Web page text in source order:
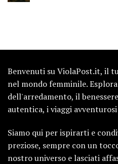
Benvenuti su ViolaPost.it, il
nel mondo femminile.
dell'arredamento, il
autentica, i viaggi
Siamo qui per ispirarti e
preziose, sempre con un
nostro universo e lasciati